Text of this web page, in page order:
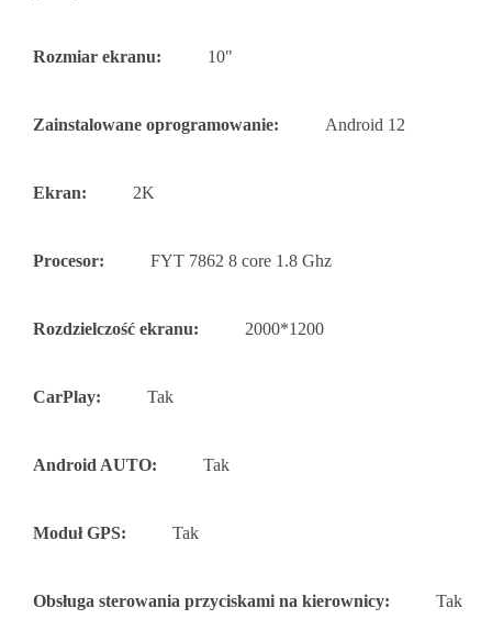
Rozmiar ekranu: 10"
Zainstalowane oprogramowanie: Android 12
Ekran: 2K
Procesor: FYT 7862 8 core 1.8 Ghz
Rozdzielczość ekranu: 2000*1200
CarPlay: Tak
Android AUTO: Tak
Moduł GPS: Tak
Obsługa sterowania przyciskami na kierownicy: Tak